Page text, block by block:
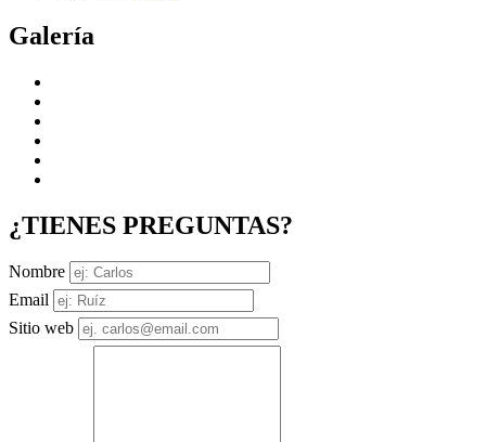
Galería
¿TIENES PREGUNTAS?
Nombre
Email
Sitio web